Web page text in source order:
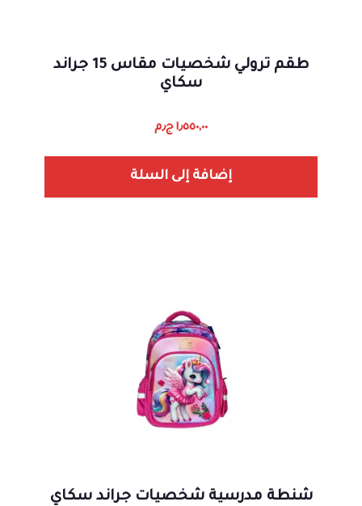
طقم ترولي شخصيات مقاس 15 جراند
سكاي
١٫٥٥٠,٠٠ ج٫م
إضافة إلى السلة
شنطة مدرسية شخصيات جراند سكاي